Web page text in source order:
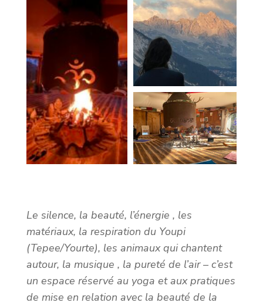
Le silence, la beauté, l’énergie , les
matériaux, la respiration du Youpi
(Tepee/Yourte), les animaux qui chantent
autour, la musique , la pureté de l’air – c’est
un espace réservé au yoga et aux pratiques
de mise en relation avec la beauté de la